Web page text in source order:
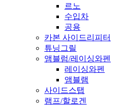
르노
수입차
공용
카본 사이드리피터
튜닝그릴
앰블럼/레이싱와펜
레이싱와펜
앰블램
사이드스탭
램프/할로겐